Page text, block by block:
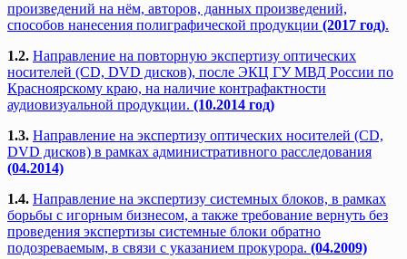
произведений на нём, авторов, данных произведений,
способов нанесения полиграфической продукции (2017 год).
1.2. Направление на повторную экспертизу оптических
носителей (CD, DVD дисков), после ЭКЦ ГУ МВД России по
Красноярскому краю, на наличие контрафактности
аудиовизуальной продукции. (10.2014 год)
1.3. Направление на экспертизу оптических носителей (CD,
DVD дисков) в рамках административного расследования
(04.2014)
1.4. Направление на экспертизу системных блоков, в рамках
борьбы с игорным бизнесом, а также требование вернуть без
проведения экспертизы системные блоки обратно
подозреваемым, в связи с указанием прокурора. (04.2009)